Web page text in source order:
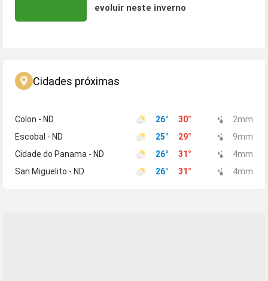
evoluir neste inverno
Cidades próximas
Colon - ND 26° 30° 2mm
Escobal - ND
25° 29° 9mm
Cidade do Panama - ND
26° 31 ° 4mm
San Miguelito - ND
26° 31 ° 4mm